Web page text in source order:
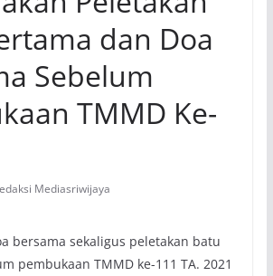
dan Doa
Sebelum
TMMD Ke-
Mediasriwijaya
bersama sekaligus peletakan batu
pembukaan TMMD ke-111 TA. 2021